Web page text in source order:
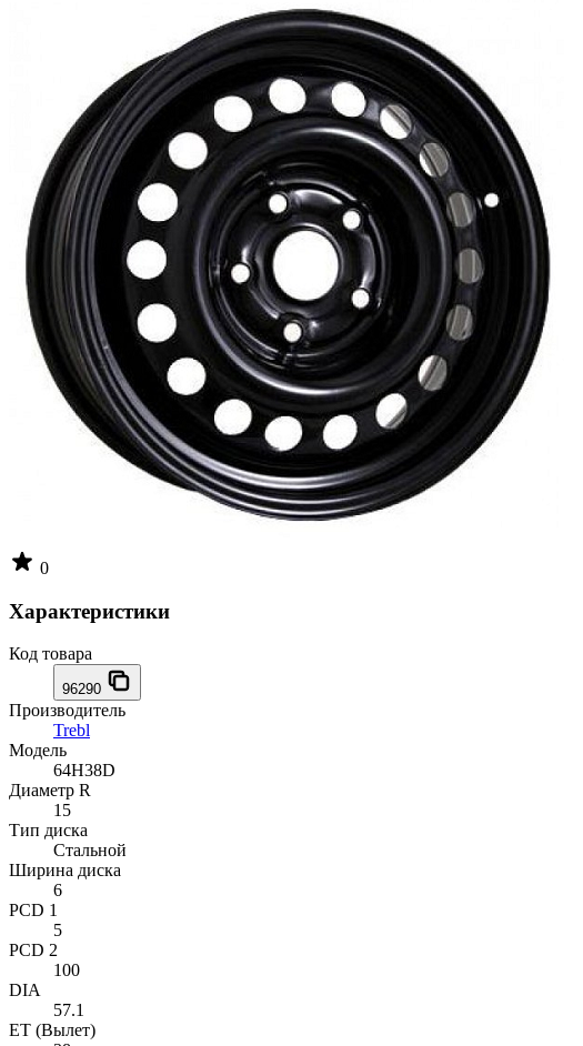
0
Характеристики
Код товара
96290
Производитель
Trebl
Модель
64H38D
Диаметр R
15
Тип диска
Стальной
Ширина диска
6
PCD 1
5
PCD 2
100
DIA
57.1
ET (Вылет)